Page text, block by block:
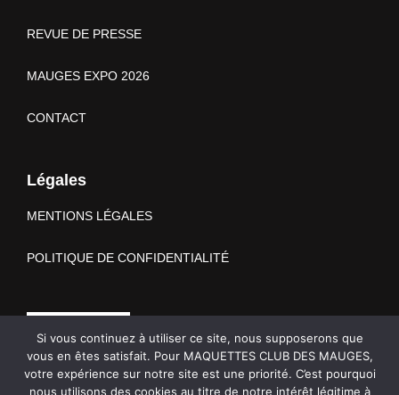
REVUE DE PRESSE
MAUGES EXPO 2026
CONTACT
Légales
MENTIONS LÉGALES
POLITIQUE DE CONFIDENTIALITÉ
Si vous continuez à utiliser ce site, nous supposerons que
vous en êtes satisfait. Pour MAQUETTES CLUB DES MAUGES,
votre expérience sur notre site est une priorité. C’est pourquoi
nous utilisons des cookies au titre de notre intérêt légitime à